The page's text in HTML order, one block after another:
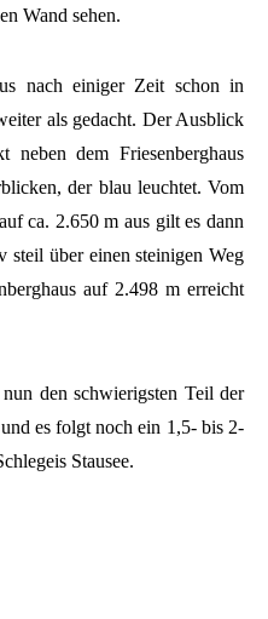
Wand sehen.
nach einiger Zeit schon in
als gedacht. Der Ausblick
dem Friesenberghaus
der blau leuchtet. Vom
ca. 2.650 m aus gilt es dann
steil über einen steinigen Weg
auf 2.498 m erreicht
den schwierigsten Teil der
es folgt noch ein 1,5- bis 2-
Stausee.